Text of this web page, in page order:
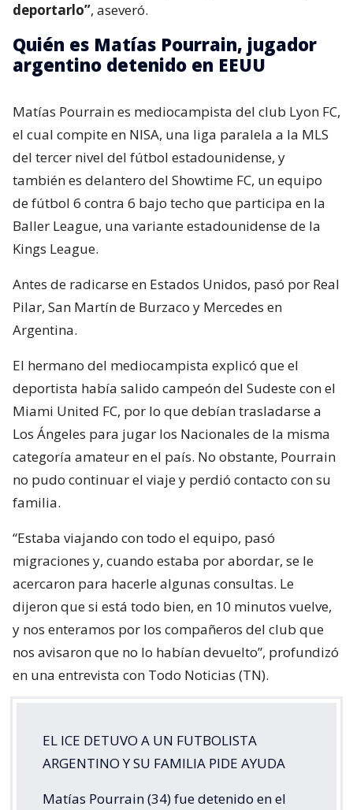
deportarlo”, aseveró.
Quién es Matías Pourrain, jugador
argentino detenido en EEUU
Matías Pourrain es mediocampista del club Lyon FC,
el cual compite en NISA, una liga paralela a la MLS
del tercer nivel del fútbol estadounidense, y
también es delantero del Showtime FC, un equipo
de fútbol 6 contra 6 bajo techo que participa en la
Baller League, una variante estadounidense de la
Kings League.
Antes de radicarse en Estados Unidos, pasó por Real
Pilar, San Martín de Burzaco y Mercedes en
Argentina.
El hermano del mediocampista explicó que el
deportista había salido campeón del Sudeste con el
Miami United FC, por lo que debían trasladarse a
Los Ángeles para jugar los Nacionales de la misma
categoría amateur en el país. No obstante, Pourrain
no pudo continuar el viaje y perdió contacto con su
familia.
“Estaba viajando con todo el equipo, pasó
migraciones y, cuando estaba por abordar, se le
acercaron para hacerle algunas consultas. Le
dijeron que si está todo bien, en 10 minutos vuelve,
y nos enteramos por los compañeros del club que
nos avisaron que no lo habían devuelto”, profundizó
en una entrevista con Todo Noticias (TN).
EL ICE DETUVO A UN FUTBOLISTA
ARGENTINO Y SU FAMILIA PIDE AYUDA
Matías Pourrain (34) fue detenido en el